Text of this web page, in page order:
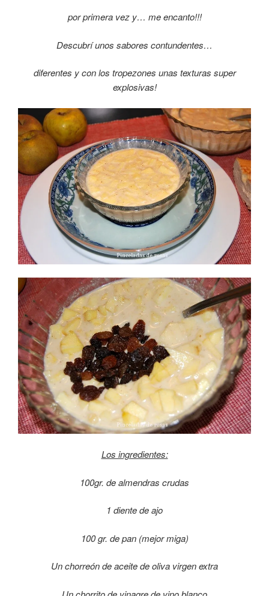
por primera vez y… me encanto!!!
Descubrí unos sabores contundentes…
diferentes y con los tropezones unas texturas super
explosivas!
Los ingredientes:
100gr. de almendras crudas
1 diente de ajo
100 gr. de pan (mejor miga)
Un chorreón de aceite de oliva virgen extra